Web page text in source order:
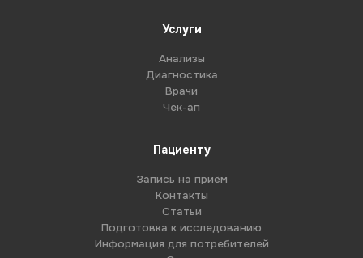
Услуги
Анализы
Диагностика
Врачи
Чек-ап
Пациенту
Запись на приём
Контакты
Статьи
Подготовка к исследованию
Информация для потребителей